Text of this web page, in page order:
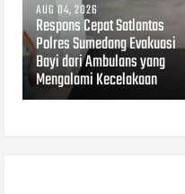
AUG 04, 2026
Respons Cepat Satlantas
Polres Sumedang Evakuasi
Bayi dari Ambulans yang
Mengalami Kecelakaan